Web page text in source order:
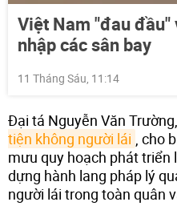
Việt Nam "đau đầu"
nhập các sân bay
11 Tháng Sáu, 11:14
Đại tá Nguyễn Văn Trường,
tiện không người lái , cho
mưu quy hoạch phát triển
dựng hành lang pháp lý
người lái trong toàn quân